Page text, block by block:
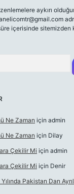
aykırı
içerisinde sitemizden
Ne Zaman için admin
Ne Zaman için Dilay
Çekilir Mi için admin
Çekilir Mi için Denir
Pakistan Dan